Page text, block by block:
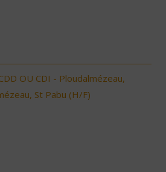
OU CDI - Ploudalmézeau,
St Pabu (H/F)